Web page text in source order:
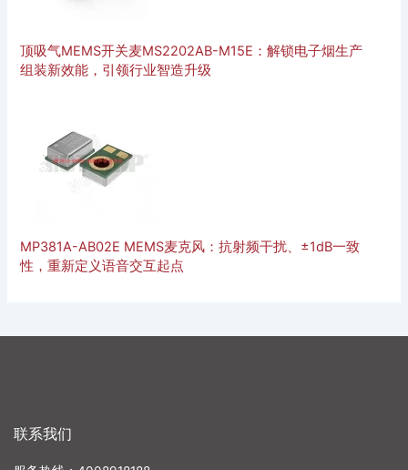
顶吸气MEMS开关麦MS2202AB-M15E：解锁电子烟生产
组装新效能，引领行业智造升级
MP381A-AB02E MEMS麦克风：抗射频干扰、±1dB一致
性，重新定义语音交互起点
联系我们